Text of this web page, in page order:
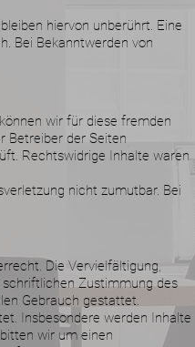
hiervon unberührt. Eine
Bei Bekanntwerden von
wir für diese fremden
Betreiber der Seiten
Rechtswidrige Inhalte waren
nicht zumutbar. Bei
Die Vervielfältigung,
Zustimmung des
Gebrauch gestattet.
Insbesondere werden Inhalte
wir um einen